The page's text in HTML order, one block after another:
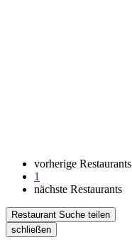
vorherige Restaurants
1
nächste Restaurants
Restaurant Suche teilen
schließen